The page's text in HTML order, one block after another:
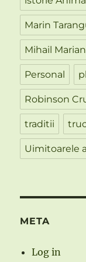
Marin
Mihail Marian
Personal
Robinson
traditii
Uimitoarele
META
Log in